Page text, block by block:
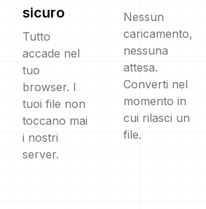
sicuro
Tutto
accade nel
tuo
browser. I
tuoi file non
toccano mai
i nostri
server.
Nessun
caricamento,
nessuna
attesa.
Converti nel
momento in
cui rilasci un
file.